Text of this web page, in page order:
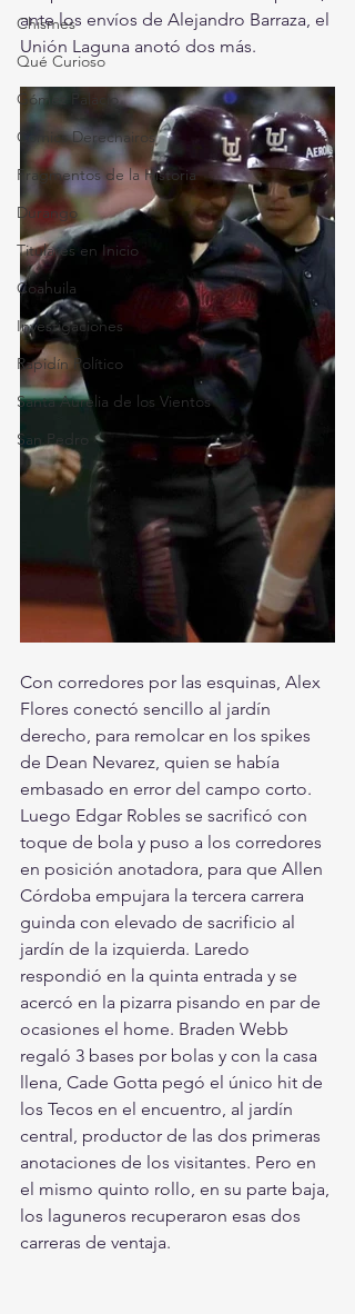
Chismes
Qué Curioso
Gómez Palacio
Comics Derechairos
Fragmentos de la Historia
Durango
Titulares en Inicio
Coahuila
Investigaciones
Rapidín Político
Santa Aurelia de los Vientos
San Pedro
ante los envíos de Alejandro Barraza, el
Unión Laguna anotó dos más.
Con corredores por las esquinas, Alex
Flores conectó sencillo al jardín
derecho, para remolcar en los spikes
de Dean Nevarez, quien se había
embasado en error del campo corto.
Luego Edgar Robles se sacrificó con
toque de bola y puso a los corredores
en posición anotadora, para que Allen
Córdoba empujara la tercera carrera
guinda con elevado de sacrificio al
jardín de la izquierda. Laredo
respondió en la quinta entrada y se
acercó en la pizarra pisando en par de
ocasiones el home. Braden Webb
regaló 3 bases por bolas y con la casa
llena, Cade Gotta pegó el único hit de
los Tecos en el encuentro, al jardín
central, productor de las dos primeras
anotaciones de los visitantes. Pero en
el mismo quinto rollo, en su parte baja,
los laguneros recuperaron esas dos
carreras de ventaja.